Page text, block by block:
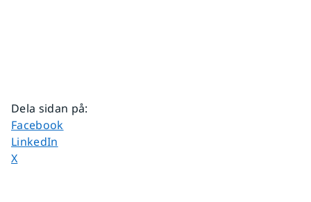
Dela sidan på:
Dela sidan på
Facebook
Dela sidan på
LinkedIn
Dela sidan på
X